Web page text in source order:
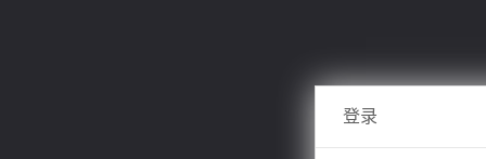
登录